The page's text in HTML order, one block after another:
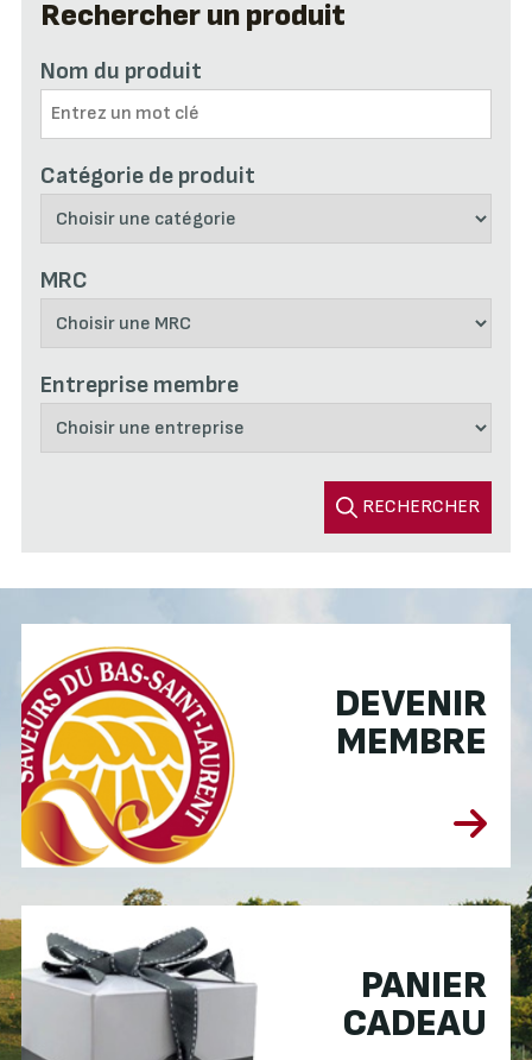
Rechercher un produit
Nom du produit
Catégorie de produit
MRC
Entreprise membre
RECHERCHER
DEVENIR
MEMBRE
PANIER
CADEAU